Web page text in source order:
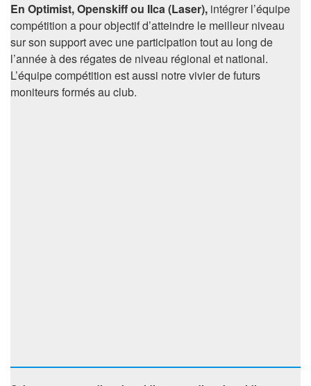
En Optimist, Openskiff ou Ilca (Laser), intégrer l’équipe
compétition a pour objectif d’atteindre le meilleur niveau
sur son support avec une participation tout au long de
l’année à des régates de niveau régional et national.
L’équipe compétition est aussi notre vivier de futurs
moniteurs formés au club.